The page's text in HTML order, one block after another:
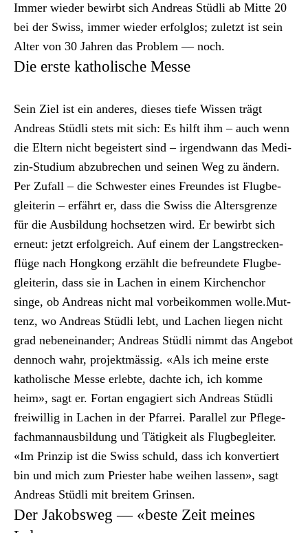
Immer wieder bewirbt sich Andreas Stüdli ab Mitte 20
bei der Swiss, immer wieder erfol­g­los; zulet­zt ist sein
Alter von 30 Jahren das Prob­lem — noch.
Die erste katholische Messe
Sein Ziel ist ein anderes, dieses tiefe Wis­sen trägt
Andreas Stüdli stets mit sich: Es hil­ft ihm – auch wenn
die Eltern nicht begeis­tert sind – irgend­wann das Medi­
zin-Studi­um abzubrechen und seinen Weg zu ändern.
Per Zufall – die Schwest­er eines Fre­un­des ist Flug­be­
glei­t­erin – erfährt er, dass die Swiss die Alters­gren­ze
für die Aus­bil­dung hochset­zen wird. Er bewirbt sich
erneut: jet­zt erfol­gre­ich. Auf einem der Langstreck­en­
flüge nach Hongkong erzählt die befre­un­dete Flug­be­
glei­t­erin, dass sie in Lachen in einem Kirchen­chor
singe, ob Andreas nicht mal vor­beikom­men wolle.Mut­
tenz, wo Andreas Stüdli lebt, und Lachen liegen nicht
grad nebeneinan­der; Andreas Stüdli nimmt das Ange­bot
den­noch wahr, pro­jek­t­mäs­sig. «Als ich meine erste
katholis­che Messe erlebte, dachte ich, ich komme
heim», sagt er. For­t­an engagiert sich Andreas Stüdli
frei­willig in Lachen in der Pfar­rei. Par­al­lel zur Pflege­
fach­man­naus­bil­dung und Tätigkeit als Flug­be­gleit­er.
«Im Prinzip ist die Swiss schuld, dass ich kon­vertiert
bin und mich zum Priester habe wei­hen lassen», sagt
Andreas Stüdli mit bre­it­em Grin­sen.
Der Jakobsweg — «beste Zeit meines